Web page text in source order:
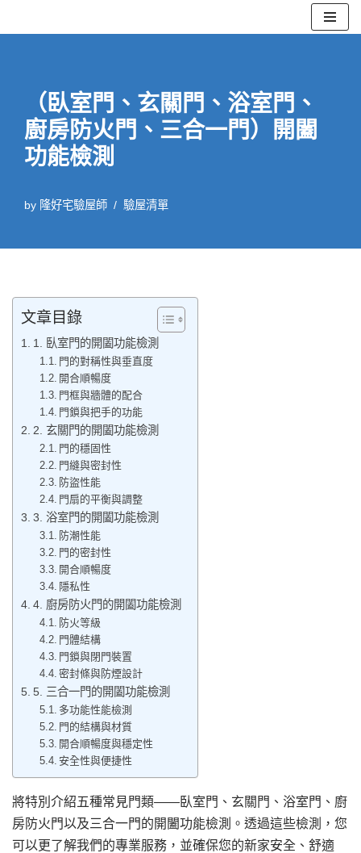
content
（臥室門、玄關門、浴室門、
廚房防火門、三合一門）開闔
功能檢測
by 隆好宅驗屋師 驗屋清單
文章目錄
1. 臥室門的開闔功能檢測
門的對稱性與垂直度
開合順暢度
門框與牆體的配合
門鎖與把手的功能
2. 玄關門的開闔功能檢測
門的穩固性
門縫與密封性
防盜性能
門扇的平衡與調整
3. 浴室門的開闔功能檢測
防潮性能
門的密封性
開合順暢度
隱私性
4. 廚房防火門的開闔功能檢測
防火等級
門體結構
門鎖與閉門裝置
密封條與防煙設計
5. 三合一門的開闔功能檢測
多功能性能檢測
門的結構與材質
開合順暢度與穩定性
安全性與便捷性
將特別介紹五種常見門類——臥室門、玄關門、浴室門、廚
房防火門以及三合一門的開闔功能檢測。透過這些檢測，您
可以更了解我們的專業服務，並確保您的新家安全、舒適